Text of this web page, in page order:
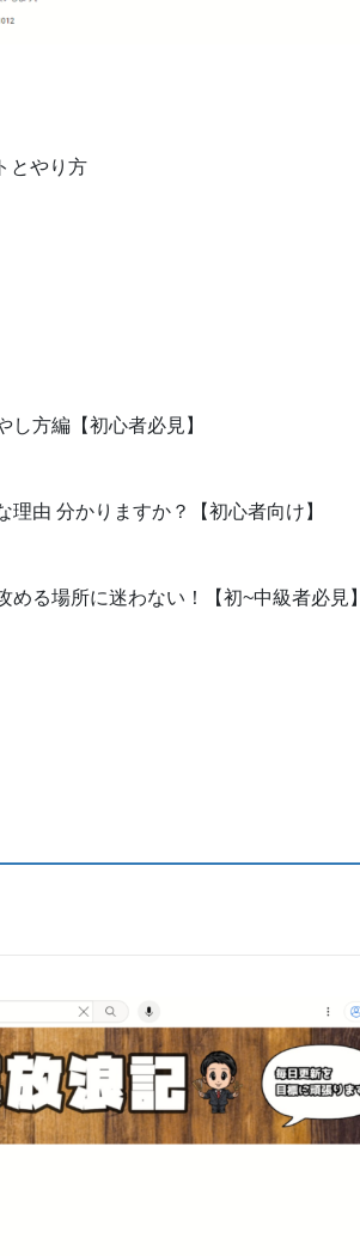
とやり方
し方編【初心者必見】
理由 分かりますか？【初心者向け】
める場所に迷わない！【初~中級者必見】